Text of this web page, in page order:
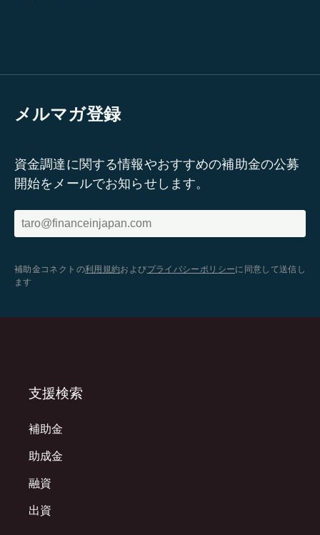
メルマガ登録
資金調達に関する情報やおすすめの補助金の公募
開始をメールでお知らせします。
補助金コネクトの利用規約およびプライバシーポリシーに同意して送信し
ます
支援検索
補助金
助成金
融資
出資